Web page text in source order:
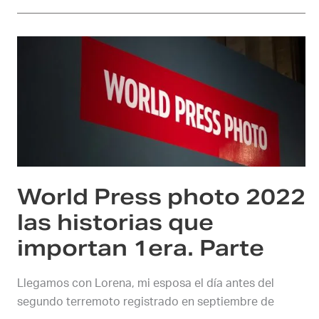
World Press photo 2022
las historias que
importan 1era. Parte
Llegamos con Lorena, mi esposa el día antes del
segundo terremoto registrado en septiembre de
1era.